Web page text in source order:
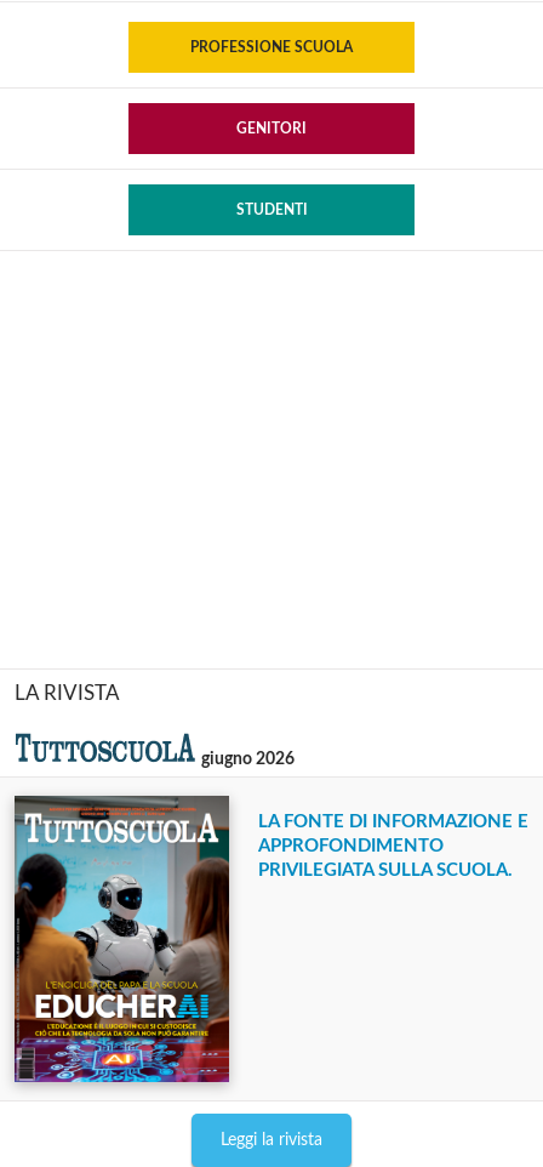
PROFESSIONE SCUOLA
GENITORI
STUDENTI
LA RIVISTA
giugno 2026
LA FONTE DI INFORMAZIONE E
APPROFONDIMENTO
PRIVILEGIATA SULLA SCUOLA.
Leggi la rivista